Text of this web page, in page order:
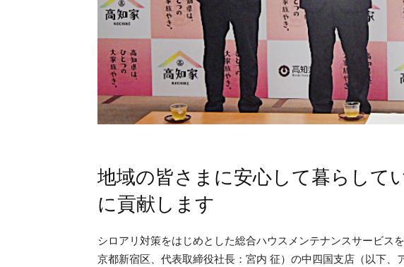
地域の皆さまに安心して暮らして
に貢献します
シロアリ対策をはじめとした総合ハウスメンテナンスサービス
京都新宿区、代表取締役社長：宮内 征）の中四国支店（以下